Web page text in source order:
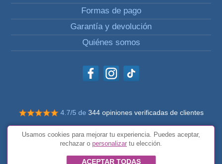
Formas de pago
Garantía y devolución
Quiénes somos
4.7/5 de 344 opiniones verificadas de clientes
© Todos los derechos reservados Impulsivos
Condiciones generales
Usamos cookies para mejorar tu experiencia. Puedes aceptar,
rechazar o personalizar tu elección.
ACEPTAR TODAS